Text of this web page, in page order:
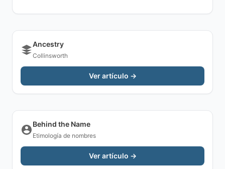
Ancestry
Collinsworth
Ver artículo →
Behind the Name
Etimología de nombres
Ver artículo →